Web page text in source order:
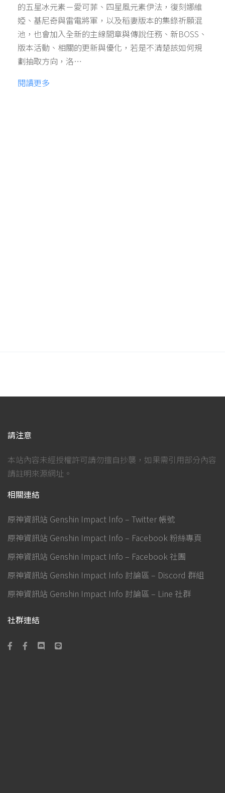
的五星冰元素－愛可菲、四星風元素伊法，復刻娜維
婭、基尼奇與雷電將軍，以及稻妻版本的集錄祈願混
池，也會加入全新的主線間章與傳說任務、新BOSS、
版本活動、相關的更新與優化，若是不清楚該如何規
劃抽取方向，洛…
閱讀更多
請注意
本站內容未經授權許可請勿擅自抄襲，如果需引用部分內容
請註明來源網址。
相關連結
原神資訊站 Genshin Impact Info – Twitter 帳號
原神資訊站 Genshin Impact Info – Facebook 粉絲專頁
原神資訊站 Genshin Impact Info – Facebook 社團
原神資訊站 Genshin Impact Info 討論區 – Discord 群組
原神資訊站 Genshin Impact Info 討論區 – Line 社群
社群連結